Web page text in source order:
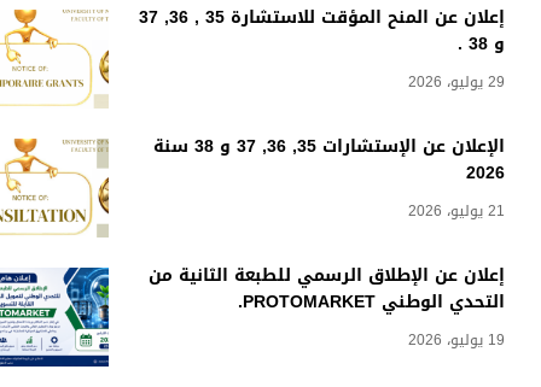
إعلان عن المنح المؤقت للاستشارة 35 , 36, 37
و 38 .
29 يوليو، 2026
الإعلان عن الإستشارات 35, 36, 37 و 38 سنة
2026
21 يوليو، 2026
إعلان عن الإطلاق الرسمي للطبعة الثانية من
التحدي الوطني PROTOMARKET.
19 يوليو، 2026